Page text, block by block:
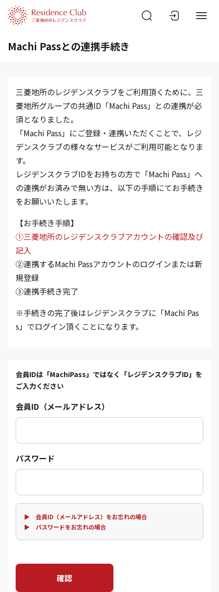
Machi Passとの連携手続き
三菱地所のレジデンスクラブをご利用頂くために、三
菱地所グループの共通ID「Machi Pass」との連携が必
須となりました。
「Machi Pass」にご登録・連携いただくことで、レジ
デンスクラブの様々なサービスがご利用可能となりま
す。
レジデンスクラブIDをお持ちの方で「Machi Pass」へ
の連携がお済みで無い方は、以下の手順にてお手続き
をお願いいたします。
【お手続き手順】
①三菱地所のレジデンスクラブアカウントの確認及び
記入
②連携するMachi Passアカウントのログインまたは新
規登録
③連携手続き完了
※手続きの完了後はレジデンスクラブに「Machi Pas
s」でログイン頂くことになります。
会員IDは「MachiPass」ではなく「レジデンスクラブID」を
ご入力ください
会員ID（メールアドレス）
パスワード
▶ 会員ID（メールアドレス）をお忘れの場合
▶ パスワードをお忘れの場合
確認